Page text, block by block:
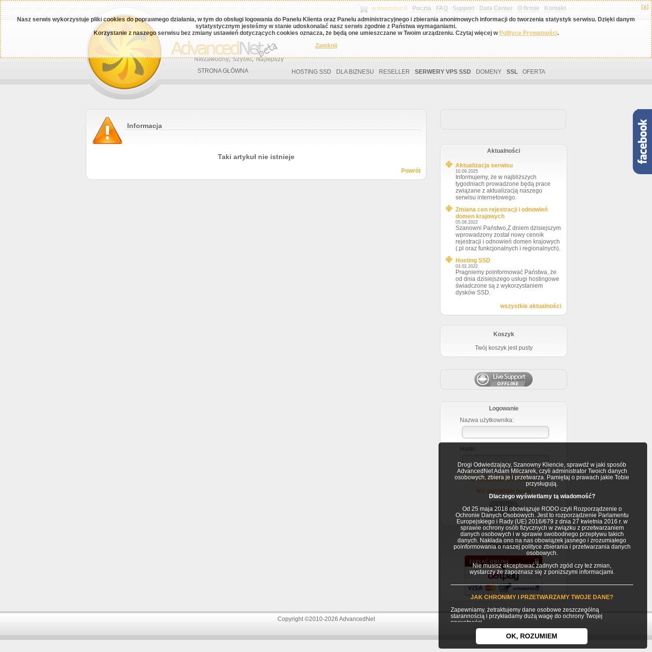
[x]
Nasz serwis wykorzystuje pliki cookies do poprawnego działania, w tym do obsługi logowania do Panelu Klienta oraz Panelu administracyjnego i zbierania anonimowych informacji do tworzenia statystyk serwisu. Dzięki danym
sytatystycznym jesteśmy w stanie udoskonalać nasz serwis zgodnie z Państwa wymaganiami.
Korzystanie z naszego serwisu bez zmiany ustawień dotyczących cookies oznacza, że będą one umieszczane w Twoim urządzeniu. Czytaj więcej w Polityce Prywatności.
Zamknij
Drogi Odwiedzający, Szanowny Kliencie, sprawdź w jaki sposób
AdvancedNet Adam Milczarek, czyli administrator Twoich danych
osobowych, zbiera je i przetwarza. Pamiętaj o prawach jakie Tobie
przysługują.
Dlaczego wyświetlamy tą wiadomość?
Od 25 maja 2018 obowiązuje RODO czyli Rozporządzenie o
Ochronie Danych Osobowych. Jest to rozporządzenie Parlamentu
Europejskiego i Rady (UE) 2016/679 z dnia 27 kwietnia 2016 r. w
sprawie ochrony osób fizycznych w związku z przetwarzaniem
danych osobowych i w sprawie swobodnego przepływu takich
danych. Nakłada ono na nas obowiązek jasnego i zrozumiałego
poinformowania o naszej polityce zbierania i przetwarzania danych
osobowych.
Nie musisz akceptować żadnych zgód czy też zmian,
wystarczy że zapoznasz się z poniższymi informacjami.
JAK CHRONIMY I PRZETWARZAMY TWOJE DANE?
Zapewniamy, żetraktujemy dane osobowe zeszczególną
starannością i przykładamy dużą wagę do ochrony Twojej
prywatności.
Twoje dane osobowe gromadzimy i przetwarzamy jako
Usługodawca (AdvancedNet Adam Milczarek) będący
jednocześnie Administratorem danych osobowych.
OK, ROZUMIEM
w koszyku: 0 Poczta FAQ Support Data Center O firmie Kontakt
STRONA GŁÓWNA HOSTING SSD DLA BIZNESU RESELLER SERWERY VPS SSD DOMENY SSL OFERTA
Aktualności
Aktualizacja serwisu
10.09.2025
Informujemy, że w najbliższych
tygodniach prowadzone będą prace
związane z aktualizacją naszego
serwisu internetowego.
Zmiana cen rejestracji i odnowień
domen krajowych
05.08.2022
Szanowni Państwo,Z dniem dzisiejszym
wprowadzony został nowy cennik
rejestracji i odnowień domen krajowych
(.pl oraz funkcjonalnych i regionalnych).
Hosting SSD
03.02.2022
Pragniemy poinformować Państwa, że
od dnia dzisiejszego usługi hostingowe
świadczone są z wykorzystaniem
dysków SSD.
wszystkie aktualności
Koszyk
Twój koszyk jest pusty
Logowanie
Nazwa użytkownika:
Hasło:
Nie masz jeszcze konta?
Nie pamiętam hasla
Partnerzy
Informacja
Taki artykuł nie istnieje
Powrót
Copyright ©2010-2026 AdvancedNet